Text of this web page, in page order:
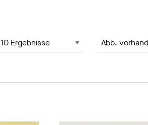
Anzahl der Ergebnisse, Änderung lädt die
Seite